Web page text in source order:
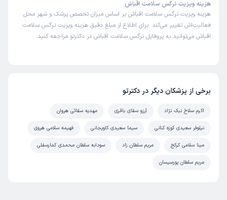
هزینه ویزیت نرگس سلامت اقباش
هزینه ویزیت نرگس سلامت اقباش بر اساس میزان تخصص پزشک و شهر محل
فعالیت‌اش تغییر می‌کند. برای اطلاع از مبلغ دقیق هزینه ویزیت نرگس سلامت
اقباش می‌توانید به پروفایل نرگس سلامت اقباش در دکترتو مراجعه کنید.
برخی از پزشکان دیگر در دکترتو
اکرم سلاخ نیک نژاد آرزو سقای باقری مهدیه سقائی هروان
نیلوفر سعیدی کوزه کنانی سیما سعیدی کاویجانی فهیمه سلامی هروی
مینا سلامی کرکج مریم سلطان زاد سودابه سلطان محمدی کمارسفلی
مریم سلطان پورسیسان